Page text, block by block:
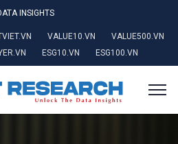
INSIGHTS
VALUE10.VN
VALUE500.VN
ESG10.VN ESG100.VN